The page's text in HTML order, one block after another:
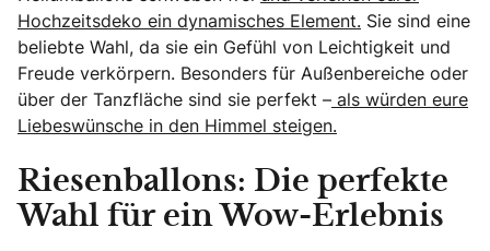
Hochzeitsdeko ein dynamisches Element. Sie sind eine
beliebte Wahl, da sie ein Gefühl von Leichtigkeit und
Freude verkörpern. Besonders für Außenbereiche oder
über der Tanzfläche sind sie perfekt – als würden eure
Liebeswünsche in den Himmel steigen.
Riesenballons: Die perfekte
Wahl für ein Wow-Erlebnis